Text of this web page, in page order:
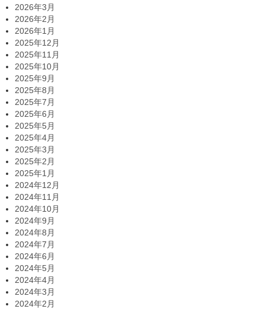
2026年3月
2026年2月
2026年1月
2025年12月
2025年11月
2025年10月
2025年9月
2025年8月
2025年7月
2025年6月
2025年5月
2025年4月
2025年3月
2025年2月
2025年1月
2024年12月
2024年11月
2024年10月
2024年9月
2024年8月
2024年7月
2024年6月
2024年5月
2024年4月
2024年3月
2024年2月